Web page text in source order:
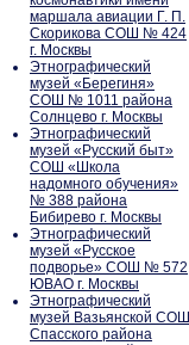
маршала авиации Г. П.
Скорикова СОШ № 424
г. Москвы
Этнографический
музей «Берегиня»
СОШ № 1011 района
Солнцево г. Москвы
Этнографический
музей «Русский быт»
СОШ «Школа
надомного обучения»
№ 388 района
Бибирево г. Москвы
Этнографический
музей «Русское
подворье» СОШ № 572
ЮВАО г. Москвы
Этнографический
музей Вазьянской СОШ
Спасского района